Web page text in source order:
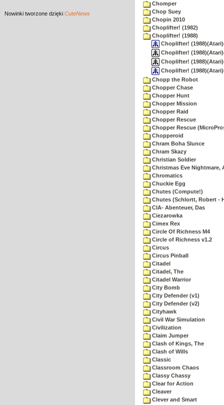
Nowinki tworzone dzięki CuteNews
Chomper
Chop Suey
Chopin 2010
Choplifter! (1982)
Choplifter! (1988)
Choplifter!
Choplifter!
Choplifter!
Choplifter!
Chopp the Robot
Chopper Chase
Chopper Hunt
Chopper Mission
Chopper Raid
Chopper Rescue
Chopper Rescue
Chopperoid
Chram Boha Slunce
Chram Skazy
Christian Soldier
Christmas Eve Nightmare,
Chromatics
Chuckie Egg
Chutes (Compute!)
Chutes (Schlortt, Robert -
CIA- Abenteuer, Das
Ciezarowka
Cimex Rex
Circle Of Richness M4
Circle of Richness v1.2
Circus
Circus Pinball
Citadel
Citadel, The
Citadel Warrior
City Bomb
City Defender (v1)
City Defender (v2)
Cityhawk
Civil War Simulation
Civilization
Claim Jumper
Clash of Kings, The
Clash of Wills
Classic
Classroom Chaos
Classy Chassy
Clear for Action
Cleaver
Clever and Smart